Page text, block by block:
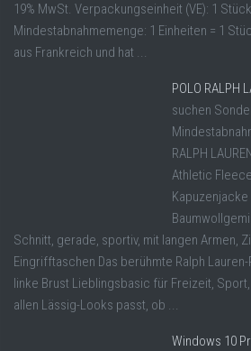
19% MwSt. Verpackungseinheit (VE): 1
Mindestabnahmemenge: 1 Einheiten = 1
aus Frankreich und hat ...
POLO RALPH
suchen
RALPH
Athletic
Kapuzenjacke
Schnitt, gerade, sportiv, mit langen Armen,
Eingrifftaschen Das berühmte Ralph
linke Brust Lieblingsbasic für Freizeit,
allen Lässig-Looks passt, ob ...
Windows 10